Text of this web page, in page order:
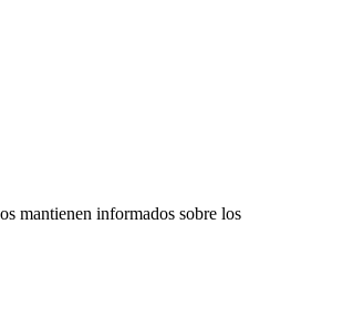
mantienen informados sobre los